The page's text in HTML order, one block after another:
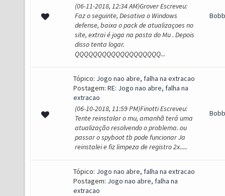
(06-11-2018, 12:34 AM)Grover Escreveu:
Faz o seguinte, Desativa o Windows
defense, baixa o pack de atualizaçoes no
site, extrai é joga na pasta do Mu . Depois
disso tenta logar.
QQQQQQQQQQQQQQQQQQQ...
Tópico: Jogo nao abre, falha na extracao
Postagem: RE: Jogo nao abre, falha na
extracao
(06-10-2018, 11:59 PM)Finotti Escreveu:
Tente reinstalar o mu, amanhã terá uma
atualização resolvendo o problema. ou
passar o spyboot tb pode funcionar Ja
reinstalei e fiz limpeza de registro 2x.....
Tópico: Jogo nao abre, falha na extracao
Postagem: Jogo nao abre, falha na
extracao